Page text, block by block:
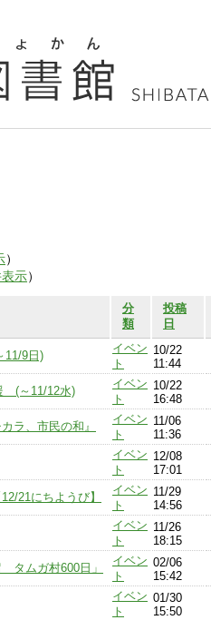
）
示）
分
類
投稿
日
11/9日)
イベン
ト
10/22
11:44
(～11/12水)
イベン
ト
10/22
16:48
ラ、市民の和』
イベン
ト
11/06
11:36
イベン
ト
12/08
17:01
21にちようび】
イベン
ト
11/29
14:56
イベン
ト
11/26
18:15
ムガ村600日」
イベン
ト
02/06
15:42
イベン
ト
01/30
15:50